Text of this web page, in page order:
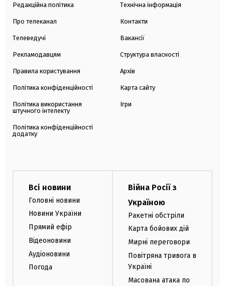
Редакційна політика
Про телеканал
Телеведучі
Рекламодавцям
Правила користування
Політика конфіденційності
Політика використання
штучного інтелекту
Політика конфіденційності
додатку
Технічна інформація
Контакти
Вакансії
Структура власності
Архів
Карта сайту
Ігри
Всі новини
Головні новини
Новини України
Прямий ефір
Відеоновини
Аудіоновини
Погода
Війна Росії з
Україною
Ракетні обстріли
Карта бойових дій
Мирні переговори
Повітряна тривога в
Україні
Масована атака по